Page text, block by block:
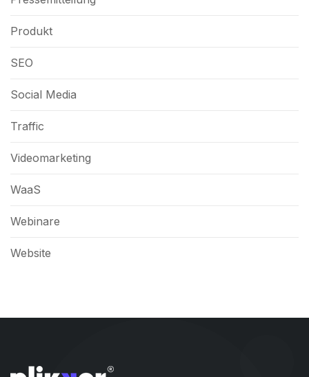
Produkt
SEO
Social Media
Traffic
Videomarketing
WaaS
Webinare
Website